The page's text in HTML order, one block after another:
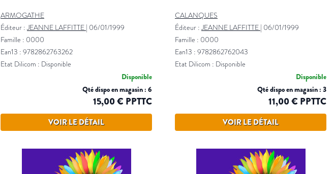
ARMOGATHE
Éditeur :JEANNE LAFFITTE | 06/01/1999
Famille : 0000
Ean13 : 9782862763262
Etat Dilicom : Disponible
Disponible
Qté dispo en magasin : 6
15,00 € PPTTC
VOIR LE DÉTAIL
CALANQUES
Éditeur :JEANNE LAFFITTE | 06/01/1999
Famille : 0000
Ean13 : 9782862762043
Etat Dilicom : Disponible
Disponible
Qté dispo en magasin : 3
11,00 € PPTTC
VOIR LE DÉTAIL